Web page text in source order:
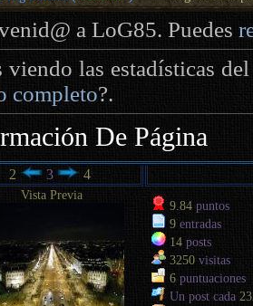
a LoG85. Puedes
viendo las estadísticas
completo?.
De Página
2 3 4
Vista Previa
9.84puntos
9entradas
14posts
3250visitas
6puntuaciones
Un post cada